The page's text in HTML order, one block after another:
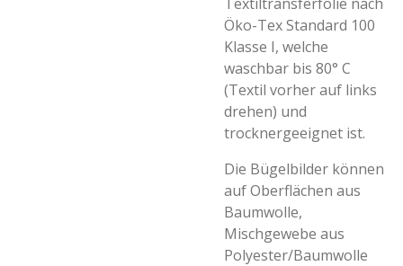
Öko-Tex Standard 100
Klasse I, welche
waschbar bis 80° C
(Textil vorher auf links
drehen) und
trocknergeeignet ist.
Die Bügelbilder können
auf Oberflächen aus
Baumwolle,
Mischgewebe aus
Polyester/Baumwolle